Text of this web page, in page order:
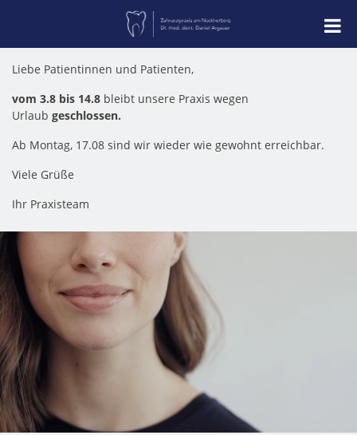
Liebe Patientinnen und Patienten,
vom 3.8 bis 14.8 bleibt unsere Praxis wegen
Urlaub geschlossen.
Ab Montag, 17.08 sind wir wieder wie gewohnt erreichbar.
Viele Grüße
Ihr Praxisteam